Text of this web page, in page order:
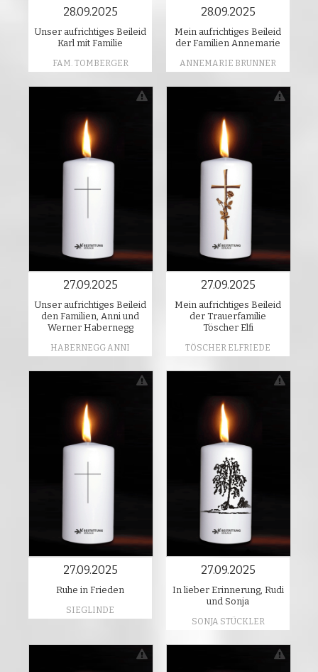
28.09.2025
Unser aufrichtiges Beileid
Karl mit Familie
FAM. TOMBERGER
28.09.2025
Mein aufrichtiges Beileid
der Familien Annemarie
ANNEMARIE BRUNNER
27.09.2025
Unser aufrichtiges Beileid
den Familien, Anni und
Werner Habernegg
HABERNEGG ANNI
27.09.2025
Mein aufrichtiges Beileid
der Trauerfamilie
Töscher Elfi
TÖSCHER ELFRIEDE
27.09.2025
Ruhe in Frieden
SIEGLINDE
27.09.2025
In lieber Erinnerung, Rudi
und Sonja
SONJA STÜCKLER